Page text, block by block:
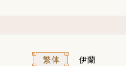
繁体 伊蘭